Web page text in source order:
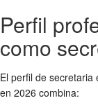
Perfil
como
El perfil de
en 2026 combina: